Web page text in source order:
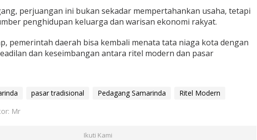
perjuangan ini bukan sekadar mempertahankan usaha, tetapi
penghidupan keluarga dan warisan ekonomi rakyat.
pemerintah daerah bisa kembali menata tata niaga kota dengan
dan keseimbangan antara ritel modern dan pasar
pasar tradisional Pedagang Samarinda
Ritel Modern
Mr
Ikuti Kami